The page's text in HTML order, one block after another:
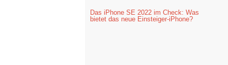
Das iPhone SE 2022 im Check: Was
bietet das neue Einsteiger-iPhone?